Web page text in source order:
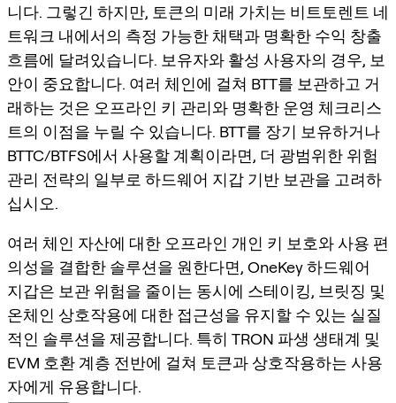
니다. 그렇긴 하지만, 토큰의 미래 가치는 비트토렌트 네
트워크 내에서의 측정 가능한 채택과 명확한 수익 창출
흐름에 달려있습니다. 보유자와 활성 사용자의 경우, 보
안이 중요합니다. 여러 체인에 걸쳐 BTT를 보관하고 거
래하는 것은 오프라인 키 관리와 명확한 운영 체크리스
트의 이점을 누릴 수 있습니다. BTT를 장기 보유하거나
BTTC/BTFS에서 사용할 계획이라면, 더 광범위한 위험
관리 전략의 일부로 하드웨어 지갑 기반 보관을 고려하
십시오.
여러 체인 자산에 대한 오프라인 개인 키 보호와 사용 편
의성을 결합한 솔루션을 원한다면, OneKey 하드웨어
지갑은 보관 위험을 줄이는 동시에 스테이킹, 브릿징 및
온체인 상호작용에 대한 접근성을 유지할 수 있는 실질
적인 솔루션을 제공합니다. 특히 TRON 파생 생태계 및
EVM 호환 계층 전반에 걸쳐 토큰과 상호작용하는 사용
자에게 유용합니다.